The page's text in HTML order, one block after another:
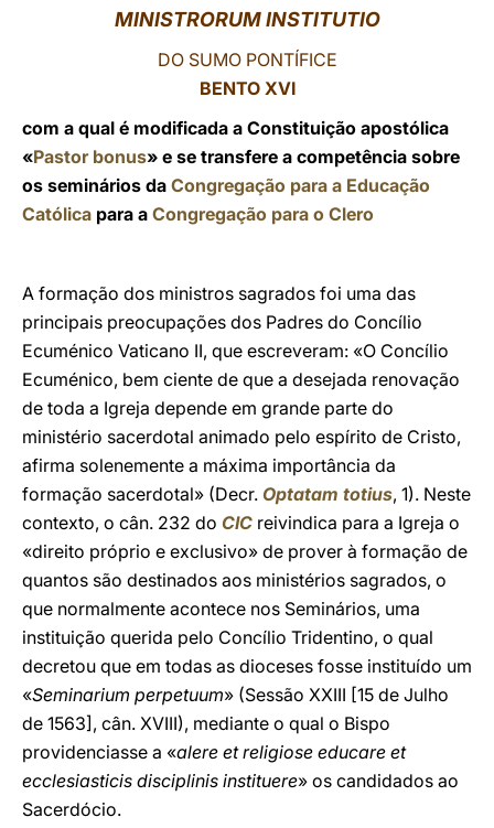
MINISTRORUM INSTITUTIO
DO SUMO PONTÍFICE
BENTO XVI
com a qual é modificada a Constituição apostólica
«Pastor bonus» e se transfere a competência sobre
os seminários da Congregação para a Educação
Católica para a Congregação para o Clero
A formação dos ministros sagrados foi uma das
principais preocupações dos Padres do Concílio
Ecuménico Vaticano II, que escreveram: «O Concílio
Ecuménico, bem ciente de que a desejada renovação
de toda a Igreja depende em grande parte do
ministério sacerdotal animado pelo espírito de Cristo,
afirma solenemente a máxima importância da
formação sacerdotal» (Decr. Optatam totius, 1). Neste
contexto, o cân. 232 do CIC reivindica para a Igreja o
«direito próprio e exclusivo» de prover à formação de
quantos são destinados aos ministérios sagrados, o
que normalmente acontece nos Seminários, uma
instituição querida pelo Concílio Tridentino, o qual
decretou que em todas as dioceses fosse instituído um
«Seminarium perpetuum» (Sessão XXIII [15 de Julho
de 1563], cân. XVIII), mediante o qual o Bispo
providenciasse a «alere et religiose educare et
ecclesiasticis disciplinis instituere» os candidados ao
Sacerdócio.